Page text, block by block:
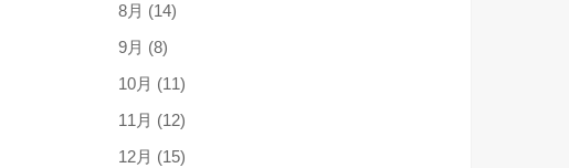
8月 (14)
9月 (8)
10月 (11)
11月 (12)
12月 (15)